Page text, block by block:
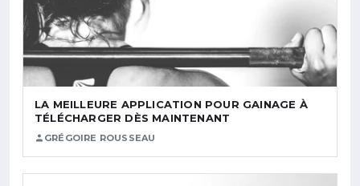
LA MEILLEURE APPLICATION POUR GAINAGE À
TÉLÉCHARGER DÈS MAINTENANT
GRÉGOIRE ROUSSEAU